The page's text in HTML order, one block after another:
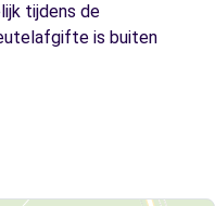
tijdens de
is buiten